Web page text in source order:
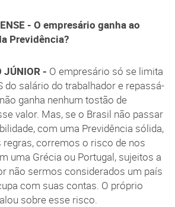
- O empresário ganha ao
Previdência?
JÚNIOR - O empresário só se limita
do salário do trabalhador e repassá-
ganha nenhum tostão de
valor. Mas, se o Brasil não passar
com uma Previdência sólida,
regras, corremos o risco de nos
uma Grécia ou Portugal, sujeitos a
não sermos considerados um país
com suas contas. O próprio
sobre esse risco.